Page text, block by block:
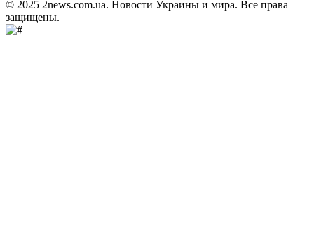
© 2025 2news.com.ua. Новости Украины и мира. Все права
защищены.